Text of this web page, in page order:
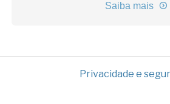
Saiba mais
Privacidade e